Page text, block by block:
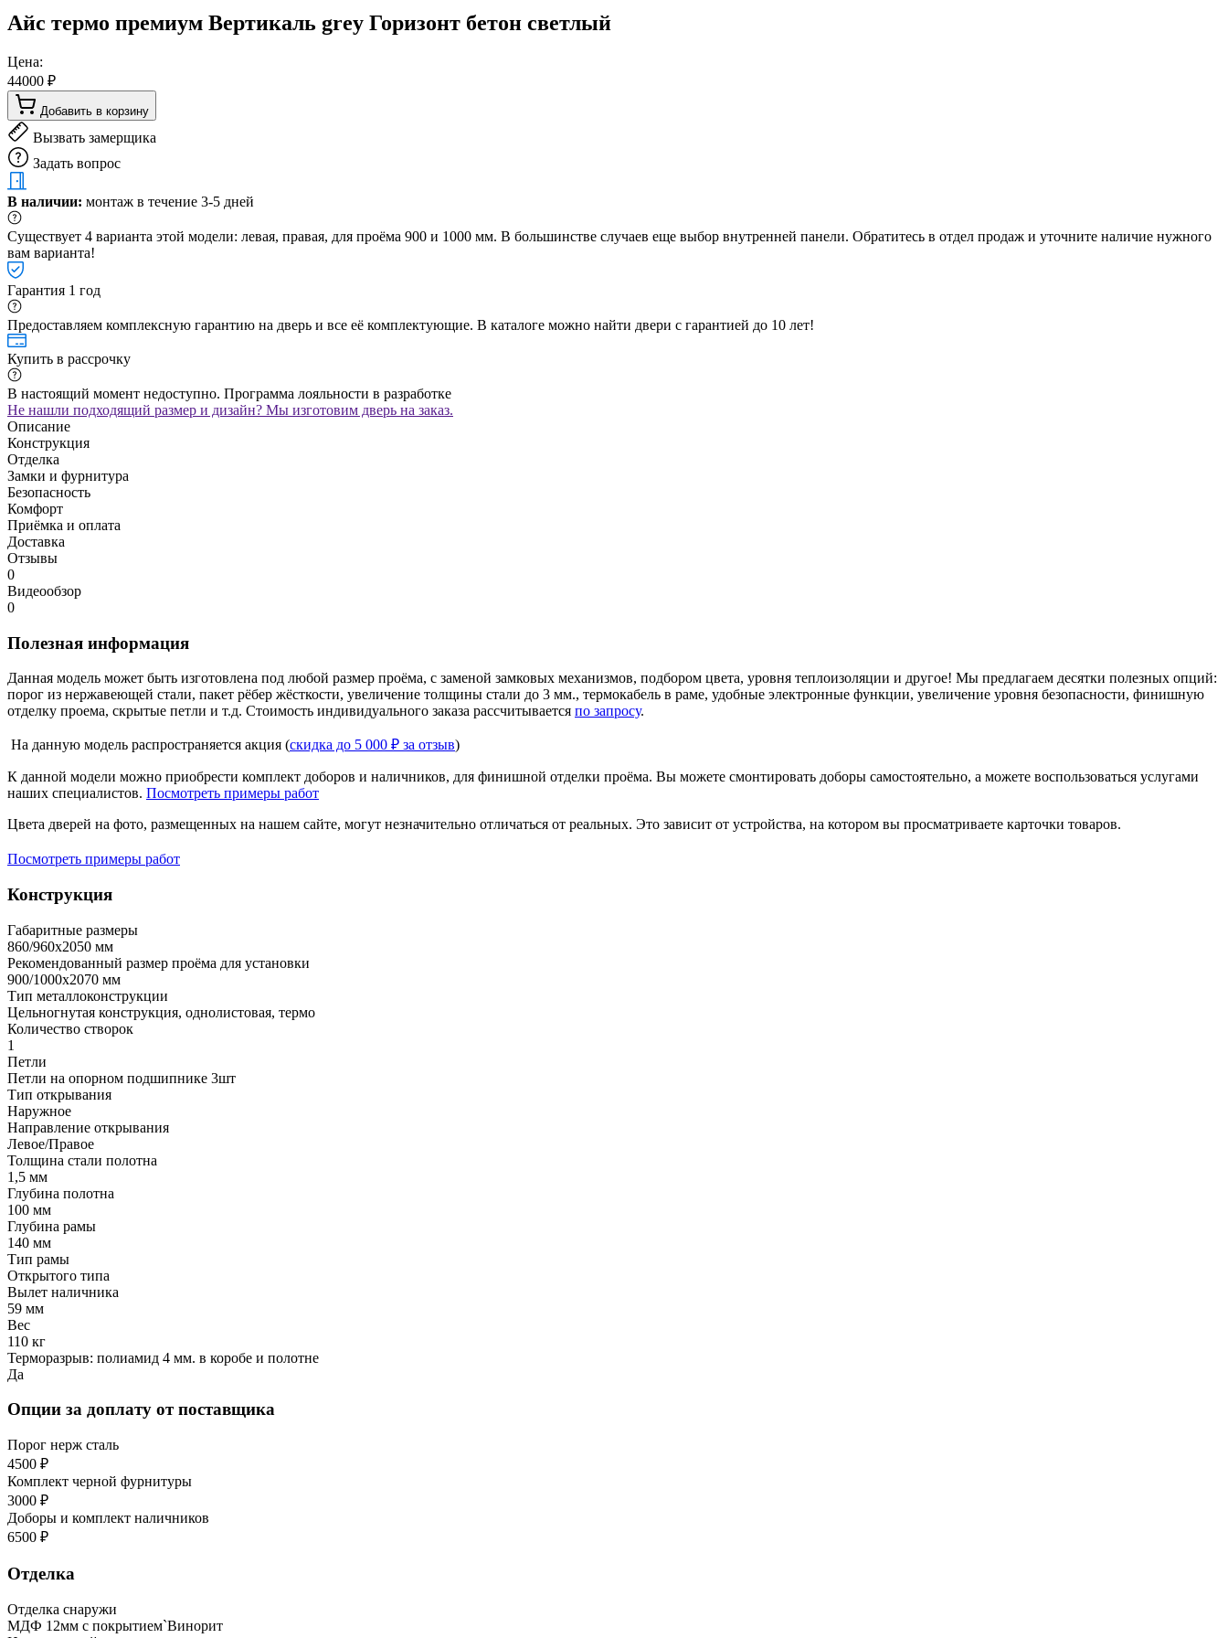
Айс термо премиум Вертикаль grey Горизонт бетон светлый
Цена:
44000 ₽
Добавить в корзину
Вызвать замерщика
Задать вопрос
В наличии: монтаж в течение 3-5 дней
Существует 4 варианта этой модели: левая, правая, для проёма 900 и 1000 мм. В большинстве случаев еще выбор внутренней панели. Обратитесь в отдел продаж и уточните наличие нужного
вам варианта!
Гарантия 1 год
Предоставляем комплексную гарантию на дверь и все её комплектующие. В каталоге можно найти двери с гарантией до 10 лет!
Купить в рассрочку
В настоящий момент недоступно. Программа лояльности в разработке
Не нашли подходящий размер и дизайн? Мы изготовим дверь на заказ.
Описание
Конструкция
Отделка
Замки и фурнитура
Безопасность
Комфорт
Приёмка и оплата
Доставка
Отзывы
0
Видеообзор
0
Полезная информация
Данная модель может быть изготовлена под любой размер проёма, с заменой замковых механизмов, подбором цвета, уровня теплоизоляции и другое! Мы предлагаем десятки полезных опций:
порог из нержавеющей стали, пакет рёбер жёсткости, увеличение толщины стали до 3 мм., термокабель в раме, удобные электронные функции, увеличение уровня безопасности, финишную
отделку проема, скрытые петли и т.д. Стоимость индивидуального заказа рассчитывается по запросу.
На данную модель распространяется акция (скидка до 5 000 ₽ за отзыв)
К данной модели можно приобрести комплект доборов и наличников, для финишной отделки проёма. Вы можете смонтировать доборы самостоятельно, а можете воспользоваться услугами
наших специалистов. Посмотреть примеры работ
Цвета дверей на фото, размещенных на нашем сайте, могут незначительно отличаться от реальных. Это зависит от устройства, на котором вы просматриваете карточки товаров.
Посмотреть примеры работ
Конструкция
Габаритные размеры
860/960х2050 мм
Рекомендованный размер проёма для установки
900/1000х2070 мм
Тип металлоконструкции
Цельногнутая конструкция, однолистовая, термо
Количество створок
1
Петли
Петли на опорном подшипнике 3шт
Тип открывания
Наружное
Направление открывания
Левое/Правое
Толщина стали полотна
1,5 мм
Глубина полотна
100 мм
Глубина рамы
140 мм
Тип рамы
Открытого типа
Вылет наличника
59 мм
Вес
110 кг
Терморазрыв: полиамид 4 мм. в коробе и полотне
Да
Опции за доплату от поставщика
Порог нерж сталь
4500 ₽
Комплект черной фурнитуры
3000 ₽
Доборы и комплект наличников
6500 ₽
Отделка
Отделка снаружи
МДФ 12мм с покрытием`Винорит